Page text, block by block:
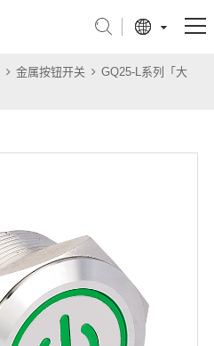
金属按钮开关
GQ25-L系列「大